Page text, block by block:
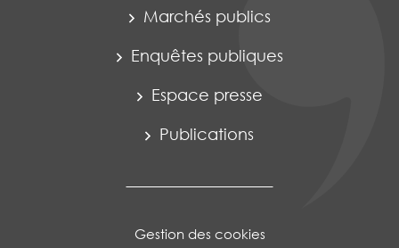
Marchés publics
Enquêtes publiques
Espace presse
Publications
Gestion des cookies